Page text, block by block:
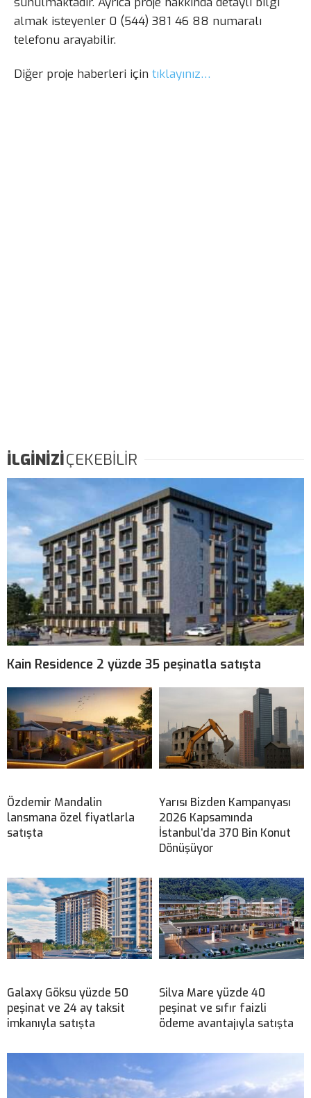
almak isteyenler 0 (544) 381 46 88 numaralı
telefonu arayabilir.
Diğer proje haberleri için tıklayınız…
İLGİNİZİÇEKEBİLİR
Kain Residence 2 yüzde 35 peşinatla satışta
Özdemir Mandalin
lansmana özel fiyatlarla
satışta
Yarısı Bizden Kampanyası
2026 Kapsamında
İstanbul’da 370 Bin Konut
Dönüşüyor
Galaxy Göksu yüzde 50
peşinat ve 24 ay taksit
imkanıyla satışta
Silva Mare yüzde 40
peşinat ve sıfır faizli
ödeme avantajıyla satışta